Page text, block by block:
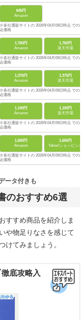
645円
Amazon
※各社通販サイトの 2026年04月09日時点 での税
込価格
1,760円
Amazon
1,760円
楽天市場
※各社通販サイトの 2026年04月09日時点 での税
込価格
1,375円
Amazon
1,375円
楽天市場
※各社通販サイトの 2026年04月09日時点 での税
込価格
1,100円
Amazon
1,100円
楽天市場
※各社通販サイトの 2026年04月09日時点 での税
込価格
1,650円
Amazon
1,650円
Yahoo!ショッピング
※各社通販サイトの 2026年04月09日時点 での税
込価格
のおすすめ6選
ータ付きも
すすめ商品を紹介しま
や物足りなさを感じて
けてみましょう。
底攻略入